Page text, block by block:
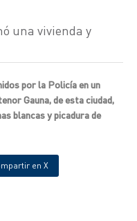
una vivienda y
por la Policía en un
Gauna, de esta ciudad,
blancas y picadura de
en X